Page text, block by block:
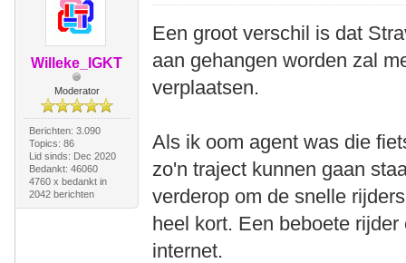
Willeke_IGKT
Moderator
Berichten: 3.090
Topics: 86
Lid sinds: Dec 2020
Bedankt: 46060
4760 x bedankt in
2042 berichten
Een groot verschil is dat
aan gehangen worden zal
verplaatsen.
Als ik oom agent was die
zo'n traject kunnen gaan
verderop om de snelle
heel kort. Een beboete
internet.